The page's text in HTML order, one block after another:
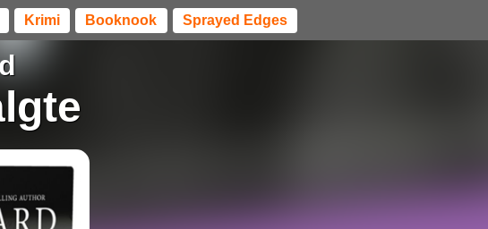
Krimi Booknook Sprayed Edges